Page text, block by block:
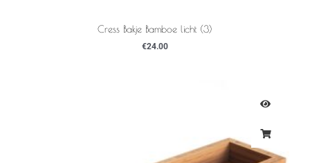
Cress Bakje Bamboe licht (3)
€24.00